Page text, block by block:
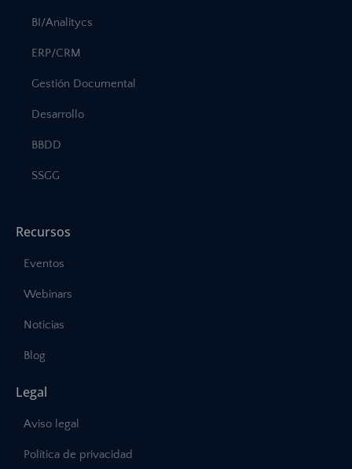
BI/Analitycs
ERP/CRM
Gestión Documental
Desarrollo
BBDD
SSGG
Recursos
Eventos
Webinars
Noticias
Blog
Legal
Aviso legal
Política de privacidad